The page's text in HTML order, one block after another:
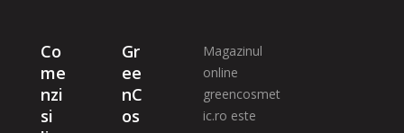
Co
me
nzi
si
Gr
ee
nC
os
Magazinul
online
greencosmet
ic.ro este